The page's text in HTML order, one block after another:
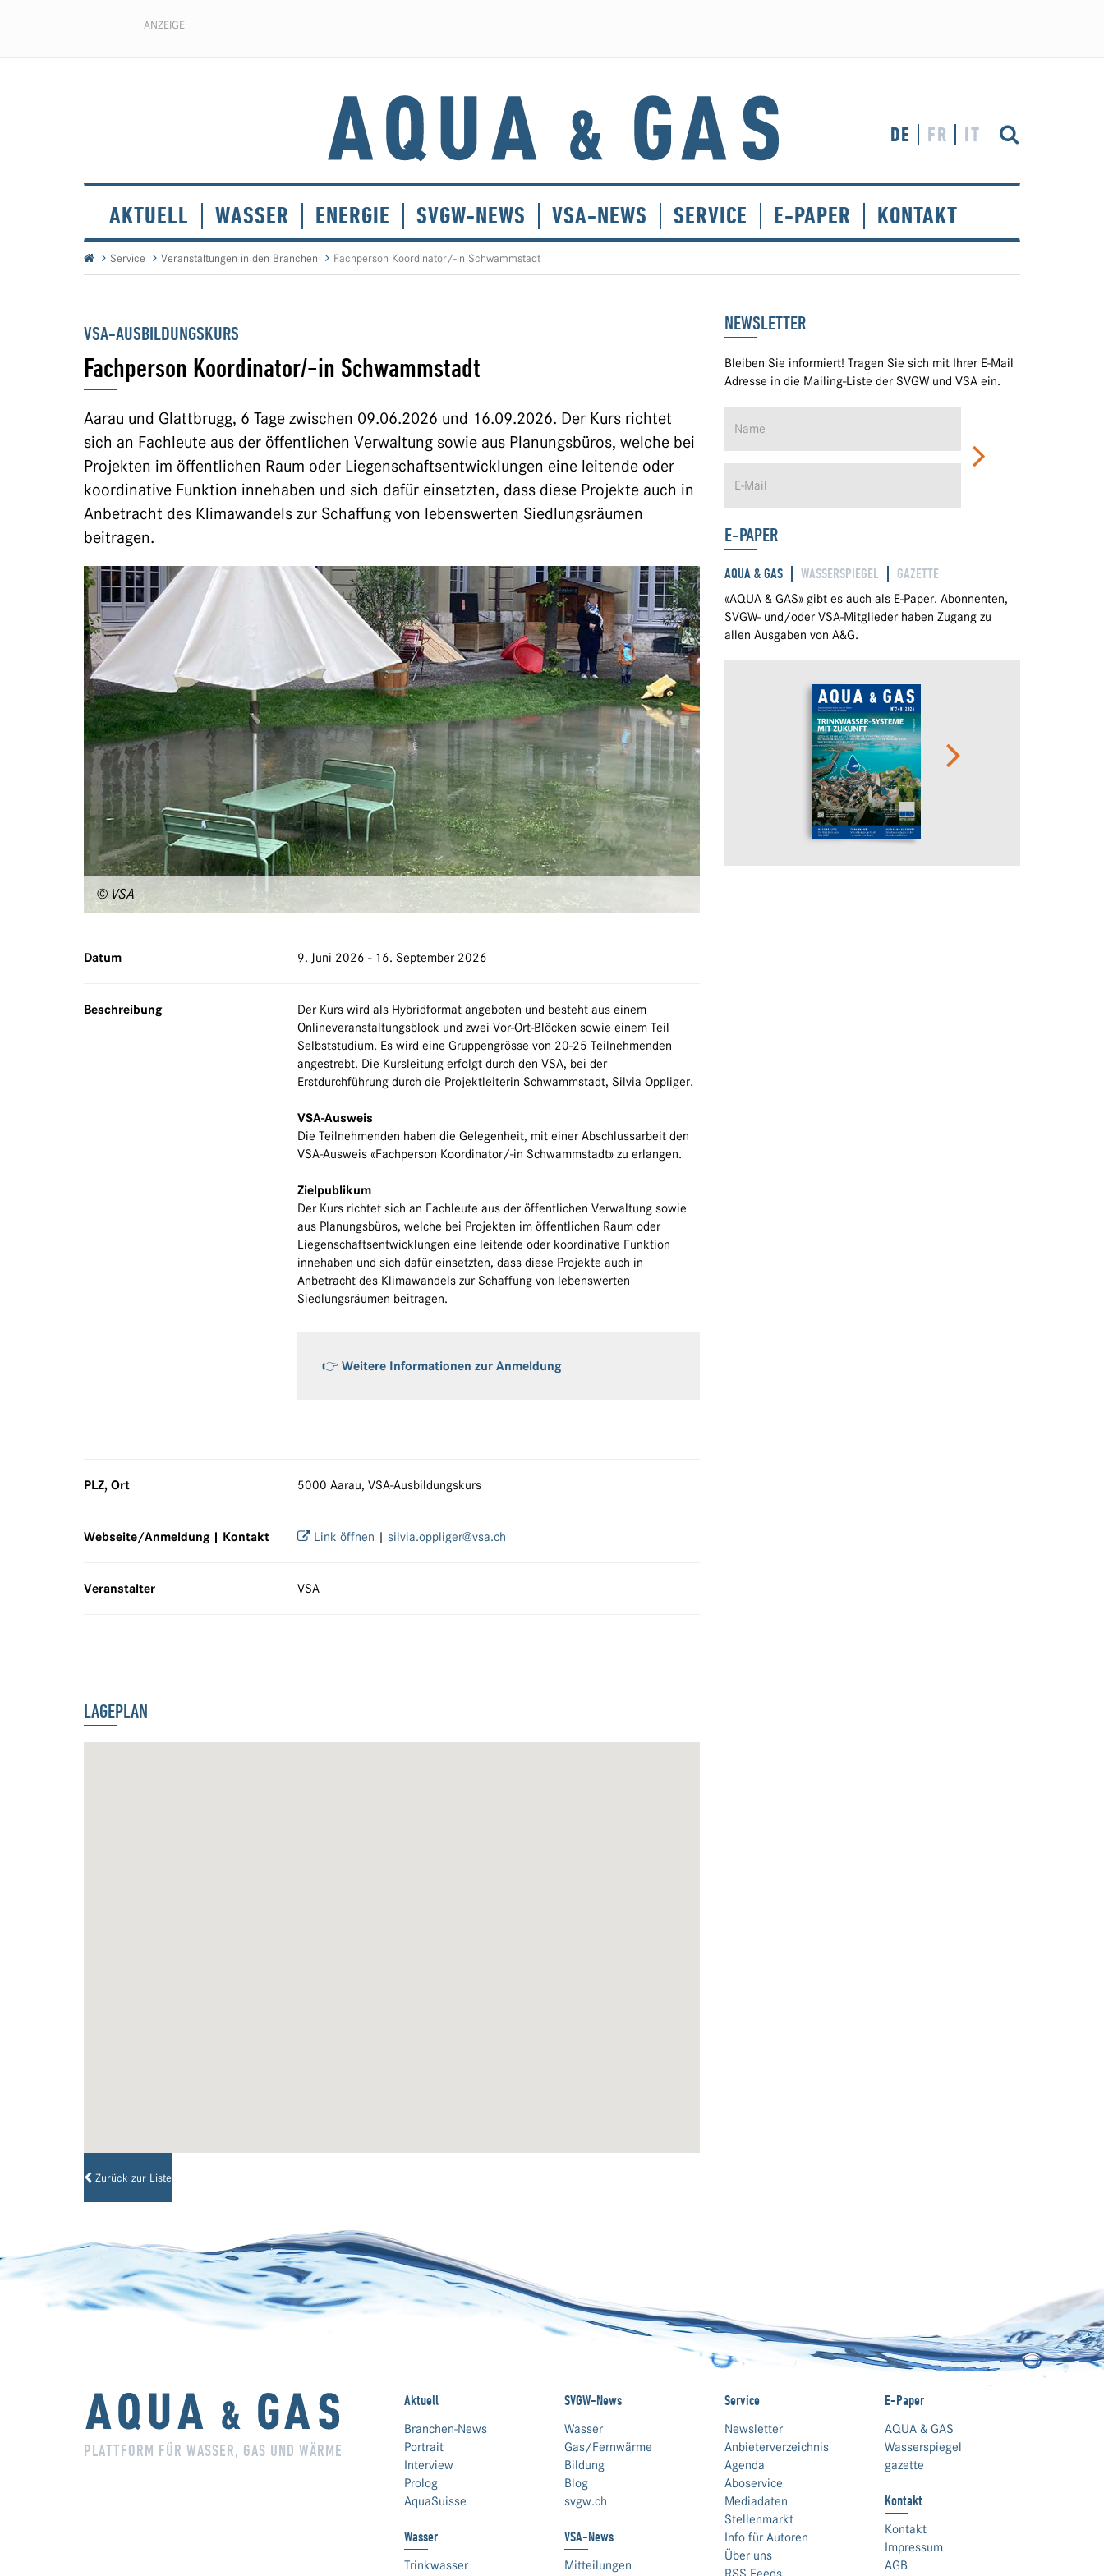
ANZEIGE
DE FR IT
AKTUELL WASSER ENERGIE SVGW-NEWS VSA-NEWS SERVICE E-PAPER KONTAKT
Service Veranstaltungen in den Branchen Fachperson Koordinator/-in Schwammstadt
VSA-AUSBILDUNGSKURS
Fachperson Koordinator/-in Schwammstadt
Aarau und Glattbrugg, 6 Tage zwischen 09.06.2026 und 16.09.2026. Der Kurs richtet
sich an Fachleute aus der öffentlichen Verwaltung sowie aus Planungsbüros, welche bei
Projekten im öffentlichen Raum oder Liegenschaftsentwicklungen eine leitende oder
koordinative Funktion innehaben und sich dafür einsetzten, dass diese Projekte auch in
Anbetracht des Klimawandels zur Schaffung von lebenswerten Siedlungsräumen
beitragen.
© VSA
Datum 9. Juni 2026 - 16. September 2026
Beschreibung
Der Kurs wird als Hybridformat angeboten und besteht aus einem
Onlineveranstaltungsblock und zwei Vor-Ort-Blöcken sowie einem Teil
Selbststudium. Es wird eine Gruppengrösse von 20-25 Teilnehmenden
angestrebt. Die Kursleitung erfolgt durch den VSA, bei der
Erstdurchführung durch die Projektleiterin Schwammstadt, Silvia Oppliger.
VSA-Ausweis
Die Teilnehmenden haben die Gelegenheit, mit einer Abschlussarbeit den
VSA-Ausweis «Fachperson Koordinator/-in Schwammstadt» zu erlangen.
Zielpublikum
Der Kurs richtet sich an Fachleute aus der öffentlichen Verwaltung sowie
aus Planungsbüros, welche bei Projekten im öffentlichen Raum oder
Liegenschaftsentwicklungen eine leitende oder koordinative Funktion
innehaben und sich dafür einsetzten, dass diese Projekte auch in
Anbetracht des Klimawandels zur Schaffung von lebenswerten
Siedlungsräumen beitragen.
👉 Weitere Informationen zur Anmeldung
PLZ, Ort 5000 Aarau, VSA-Ausbildungskurs
Webseite/Anmeldung | Kontakt Link öffnen | silvia.oppliger@vsa.ch
Veranstalter VSA
LAGEPLAN
Zurück zur Liste
NEWSLETTER
Bleiben Sie informiert! Tragen Sie sich mit Ihrer E-Mail
Adresse in die Mailing-Liste der SVGW und VSA ein.
E-PAPER
AQUA & GAS WASSERSPIEGEL GAZETTE
«AQUA & GAS» gibt es auch als E-Paper. Abonnenten,
SVGW- und/oder VSA-Mitglieder haben Zugang zu
allen Ausgaben von A&G.
PLATTFORM FÜR WASSER, GAS UND WÄRME
Aktuell
Branchen-News
Portrait
Interview
Prolog
AquaSuisse
Wasser
Trinkwasser
SVGW-News
Wasser
Gas/Fernwärme
Bildung
Blog
svgw.ch
VSA-News
Mitteilungen
Service
Newsletter
Anbieterverzeichnis
Agenda
Aboservice
Mediadaten
Stellenmarkt
Info für Autoren
Über uns
E-Paper
AQUA & GAS
Wasserspiegel
gazette
Kontakt
Kontakt
Impressum
AGB